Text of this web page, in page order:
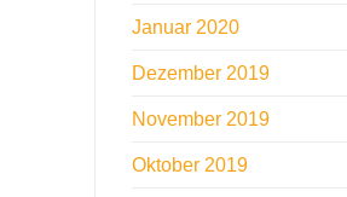
Januar 2020
Dezember 2019
November 2019
Oktober 2019